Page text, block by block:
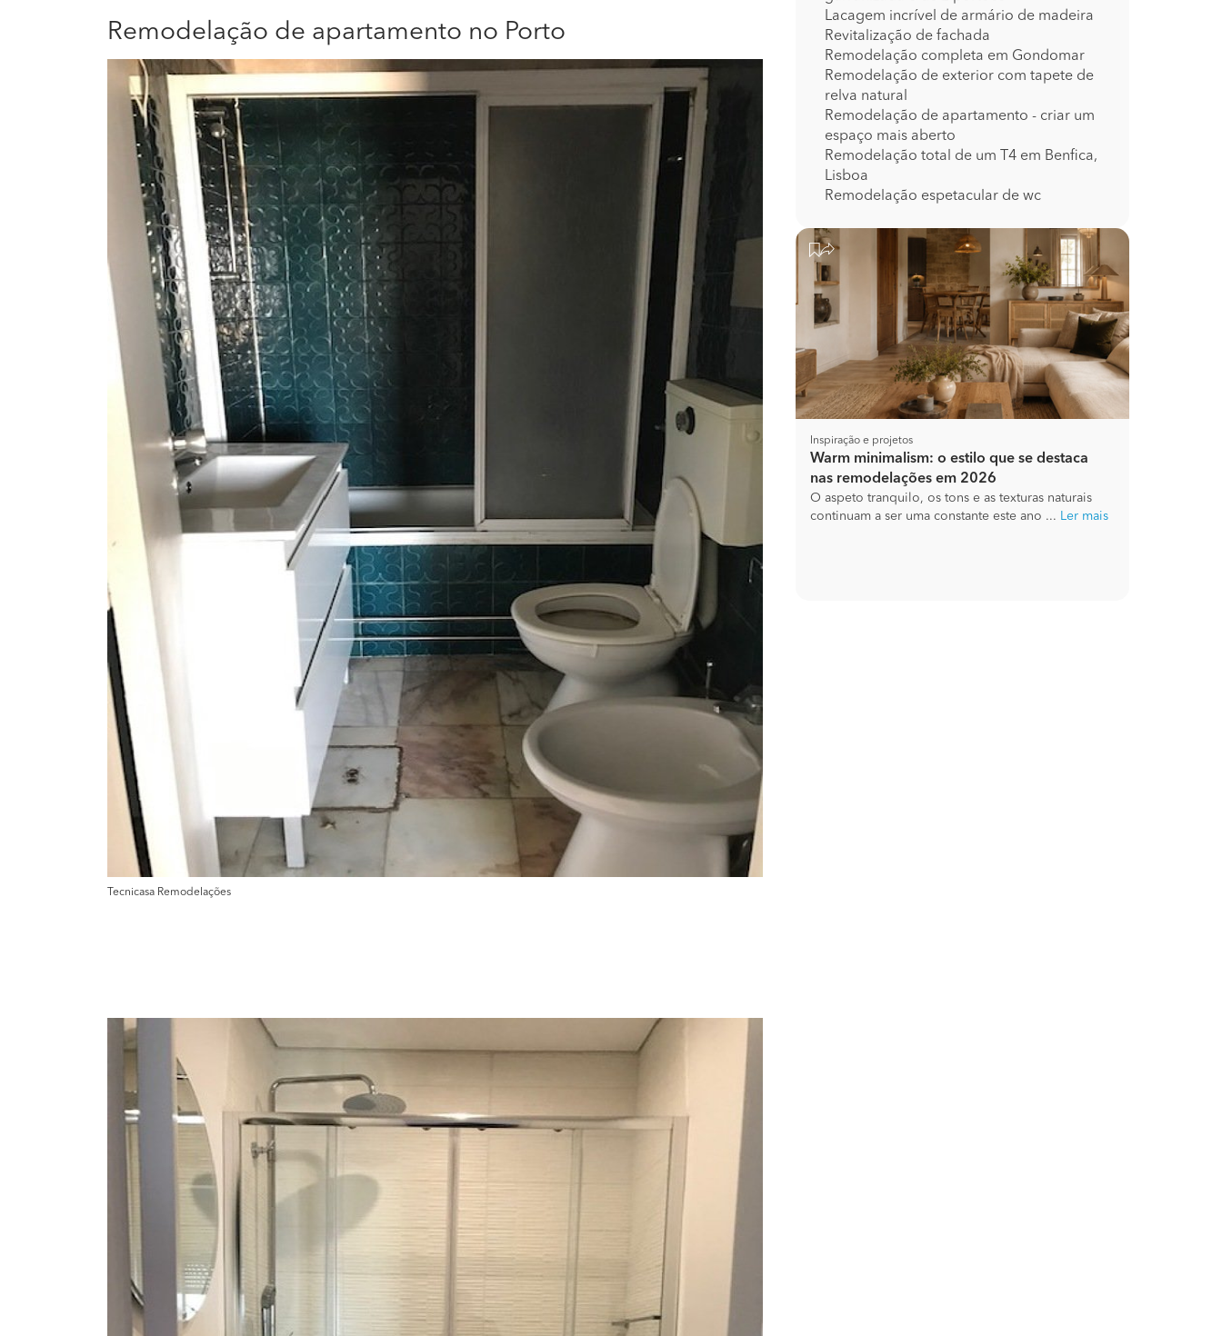
Remodelação de apartamento no Porto
Tecnicasa Remodelações
Lacagem incrível de armário de madeira
Revitalização de fachada
Remodelação completa em Gondomar
Remodelação de exterior com tapete de
relva natural
Remodelação de apartamento - criar um
espaço mais aberto
Remodelação total de um T4 em Benfica,
Lisboa
Remodelação espetacular de wc
Inspiração e projetos
Warm minimalism: o estilo que se destaca
nas remodelações em 2026
O aspeto tranquilo, os tons e as texturas naturais
continuam a ser uma constante este ano ... Ler mais